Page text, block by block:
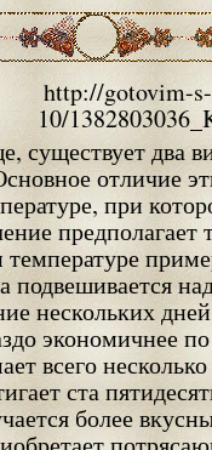
существует два
отличие
при
температуре
подвешивается
нескольких
экономичнее
всего
ста
более